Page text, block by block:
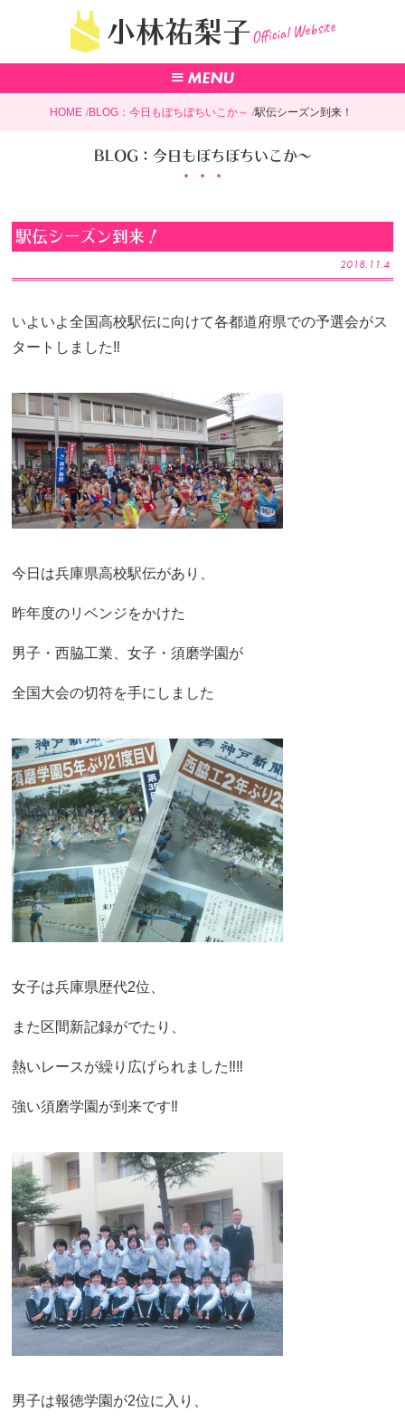
小林祐梨子Official Website
HOME BLOG：今日もぼちぼちいこか～ 駅伝シーズン到来！
BLOG：今日もぼちぼちいこか～
駅伝シーズン到来！
2018.11.4
いよいよ全国高校駅伝に向けて各都道府県での予選会がス
タートしました‼️
今日は兵庫県高校駅伝があり、
昨年度のリベンジをかけた
男子・西脇工業、女子・須磨学園が
全国大会の切符を手にしました
女子は兵庫県歴代2位、
また区間新記録がでたり、
熱いレースが繰り広げられました‼︎‼︎
強い須磨学園が到来です‼︎
男子は報徳学園が2位に入り、